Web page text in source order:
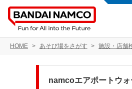
HOME あそび場をさがす 施設・店舗
namcoエアポートウォ